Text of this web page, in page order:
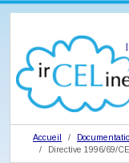
Accueil
Directive 1996/69/CE